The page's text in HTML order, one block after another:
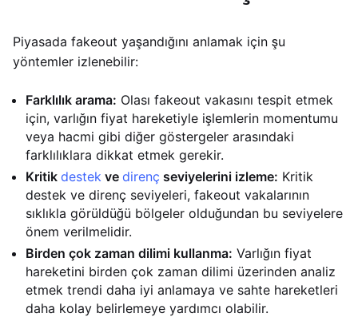
Piyasada fakeout yaşandığını anlamak için şu
yöntemler izlenebilir:
Farklılık arama: Olası fakeout vakasını tespit etmek
için, varlığın fiyat hareketiyle işlemlerin momentumu
veya hacmi gibi diğer göstergeler arasındaki
farklılıklara dikkat etmek gerekir.
Kritik destek ve direnç seviyelerini izleme: Kritik
destek ve direnç seviyeleri, fakeout vakalarının
sıklıkla görüldüğü bölgeler olduğundan bu seviyelere
önem verilmelidir.
Birden çok zaman dilimi kullanma: Varlığın fiyat
hareketini birden çok zaman dilimi üzerinden analiz
etmek trendi daha iyi anlamaya ve sahte hareketleri
daha kolay belirlemeye yardımcı olabilir.